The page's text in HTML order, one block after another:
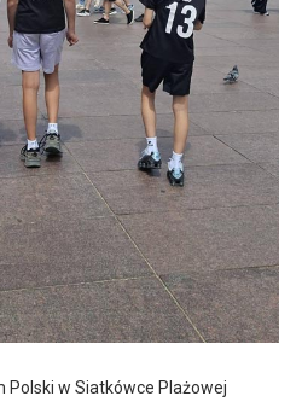
w Siatkówce Plażowej